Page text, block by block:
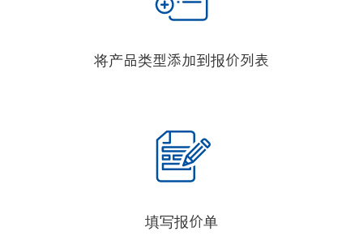
将产品类型添加到报价列表
填写报价单